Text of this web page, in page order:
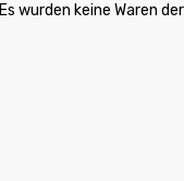
Es wurden keine Waren